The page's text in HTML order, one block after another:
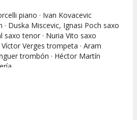
piano · Ivan Kovacevic
Duska Miscevic, Ignasi Poch saxo
saxo tenor · Nuria Vito saxo
Verges trompeta · Aram
trombón · Héctor Martín